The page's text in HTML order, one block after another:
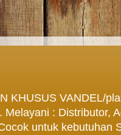
KHUSUS VANDEL/
: Distributor,
untuk kebutuhan